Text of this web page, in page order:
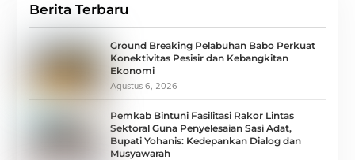
Berita Terbaru
Ground Breaking Pelabuhan Babo Perkuat
Konektivitas Pesisir dan Kebangkitan
Ekonomi
Agustus 6, 2026
Pemkab Bintuni Fasilitasi Rakor Lintas
Sektoral Guna Penyelesaian Sasi Adat,
Bupati Yohanis: Kedepankan Dialog dan
Musyawarah